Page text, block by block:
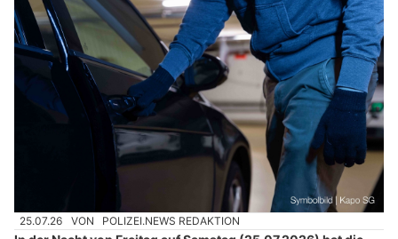
25.07.26 VON POLIZEI.NEWS REDAKTION